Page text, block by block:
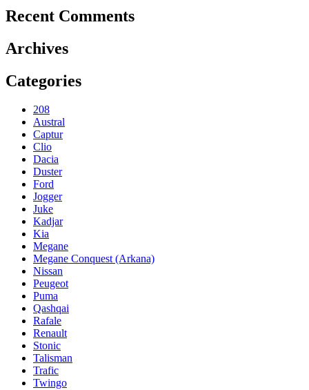
Recent Comments
Archives
Categories
208
Austral
Captur
Clio
Dacia
Duster
Ford
Jogger
Juke
Kadjar
Kia
Megane
Megane Conquest (Arkana)
Nissan
Peugeot
Puma
Qashqai
Rafale
Renault
Stonic
Talisman
Trafic
Twingo